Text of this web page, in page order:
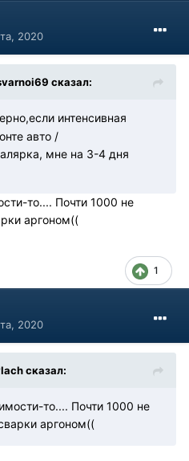
2020
сказал:
интенсивная
авто /
мне на 3-4 дня
то.... Почти 1000 не
аргоном((
1
2020
сказал:
то.... Почти 1000 не
аргоном((